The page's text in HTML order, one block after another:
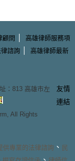
顧問 |
高雄律師服務項
諮詢 |
高雄律師最新
： 813 高雄市左
, All Rights
友情
連結
供專業的法律諮詢 、 民